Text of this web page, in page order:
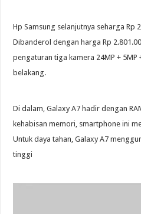
Hp Samsung selanjutnya seharga Rp
Dibanderol dengan harga Rp
pengaturan tiga kamera 24MP + 5MP
belakang.
Di dalam, Galaxy A7 hadir dengan
kehabisan memori, smartphone ini
Untuk daya tahan, Galaxy A7
tinggi